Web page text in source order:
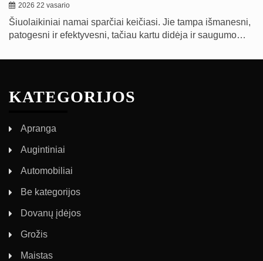
2026 22 vasario
Šiuolaikiniai namai sparčiai keičiasi. Jie tampa išmanesni,
patogesni ir efektyvesni, tačiau kartu didėja ir saugumo…
KATEGORIJOS
Apranga
Augintiniai
Automobiliai
Be kategorijos
Dovanų įdėjos
Grožis
Maistas